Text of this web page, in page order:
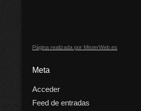
Página realizada por MisterWeb.es
Meta
Acceder
Feed de entradas